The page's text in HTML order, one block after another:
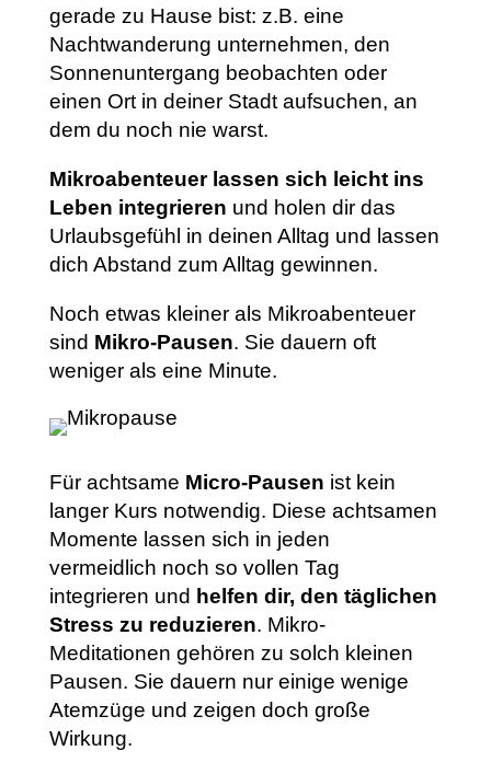
gerade zu Hause bist: z.B. eine
Nachtwanderung unternehmen, den
Sonnenuntergang beobachten oder
einen Ort in deiner Stadt aufsuchen, an
dem du noch nie warst.
Mikroabenteuer lassen sich leicht ins
Leben integrieren und holen dir das
Urlaubsgefühl in deinen Alltag und lassen
dich Abstand zum Alltag gewinnen.
Noch etwas kleiner als Mikroabenteuer
sind Mikro-Pausen. Sie dauern oft
weniger als eine Minute.
Für achtsame Micro-Pausen ist kein
langer Kurs notwendig. Diese achtsamen
Momente lassen sich in jeden
vermeidlich noch so vollen Tag
integrieren und helfen dir, den täglichen
Stress zu reduzieren. Mikro-
Meditationen gehören zu solch kleinen
Pausen. Sie dauern nur einige wenige
Atemzüge und zeigen doch große
Wirkung.